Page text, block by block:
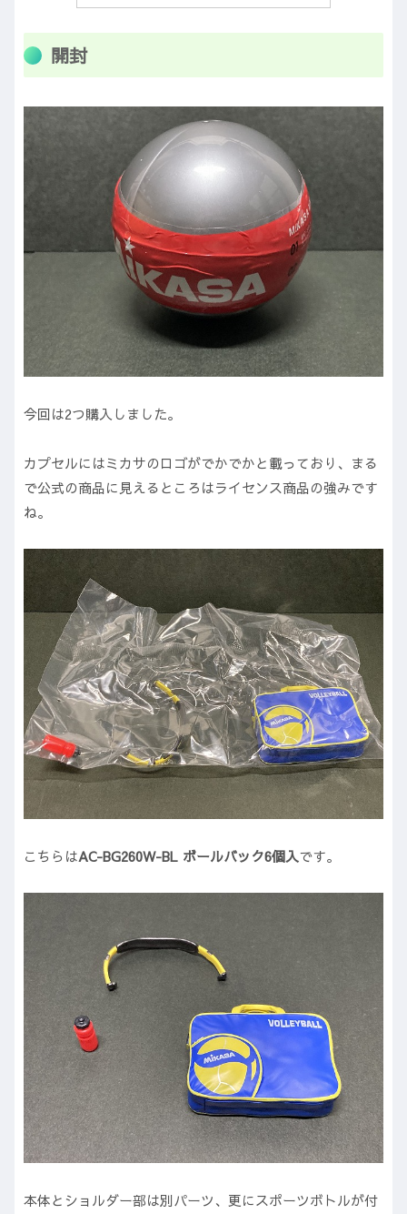
開封
今回は2つ購入しました。
カプセルにはミカサのロゴがでかでかと載っており、まる
で公式の商品に見えるところはライセンス商品の強みです
ね。
こちらはAC-BG260W-BL ボールバック6個入です。
本体とショルダー部は別パーツ、更にスポーツボトルが付